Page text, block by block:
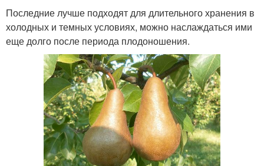
Последние лучше подходят для длительного хранения в
холодных и темных условиях, можно наслаждаться ими
еще долго после периода плодоношения.